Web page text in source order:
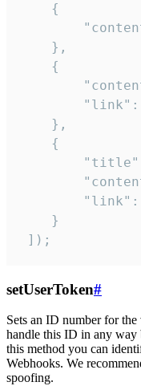
    {
    },
    {
    },
    {
    }
]);
setUserToken#
Sets an ID number for
handle this ID in any way
this method you can
Webhooks. We
spoofing.